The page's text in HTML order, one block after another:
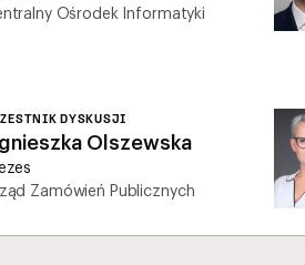
Ośrodek Informatyki
DYSKUSJI
Olszewska
Zamówień Publicznych